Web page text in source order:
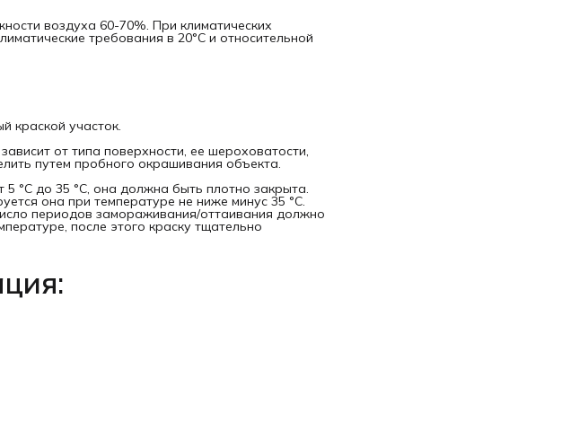
воздуха 60-70%. При климатических
требования в 20°C и относительной
краской участок.
от типа поверхности, ее шероховатости,
путем пробного окрашивания объекта.
°C до 35 °C, она должна быть плотно закрыта.
она при температуре не ниже минус 35 °C.
периодов замораживания/оттаивания должно
после этого краску тщательно